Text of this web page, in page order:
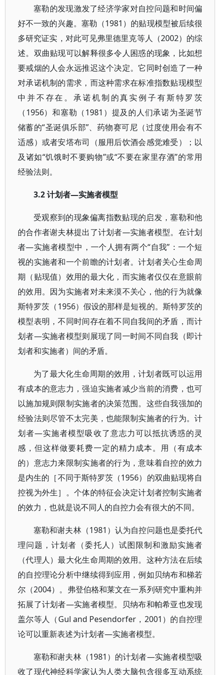
塞勒的发现激发了经济学家对自控问题和时间偏
好不一致的兴趣。塞勒（1981）的贴现模型被后续很
多研究证实，对此可见弗里德里克等人（2002）的综
述。双曲贴现可以解释很多令人困惑的现象，比如想
要戒烟的人会永远推迟这个决定。它同时创造了一种
对承诺机制的需求，而这种需求在标准指数贴现模型
中并不存在。承诺机制的真实例子有斯特罗茨
（1956）和塞勒（1981）提及的人们承诺为圣诞节
储蓄的“圣诞俱乐部”、药物赛可尼（过度使用会有不
适感）或者安塔布司（服用后饮酒会感觉难受）；以
及诸如“饥饿时不要购物”或“不要在家里存酒”的常用
经验法则。
3.2 计划者—实施者模型
受观察到的现象偏离指数贴现的启发，塞勒和他
的合作者谢夫林提出了计划者—实施者模型。在计划
者—实施者模型中，一个人拥有两个“自我”：一个短
视的实施者和一个前瞻的计划者。计划者关心生命周
期（贴现值）效用的最大化，而实施者仅仅在意眼前
的效用。因为实施者对未来漠不关心，他的行为就像
斯特罗茨（1956）假设的那样是短视的。斯特罗茨的
模型表明，不同时间存在着不同自我间的矛盾，而计
划者—实施者模型则展现了同一时间不同自我（即计
划者和实施者）间的矛盾。
为了最大化生命周期的效用，计划者既可以运用
有成本的意志力，强迫实施者减少当前的消费，也可
以施加规则限制实施者的决策范围。这些自我强加的
经验法则尽管不太完美，也能限制实施者的行为。计
划者—实施者模型吸收了意志力可以抵抗诱惑的灵
感，但这样做要耗费一定的精力成本。用（有成本
的）意志力来限制实施者的行为，意味着自控的效力
是内生的［不同于斯特罗茨（1956）的双曲贴现将自
控视为外生］。个体的特征会决定计划者控制实施者
的效力，也就是说不同人的自控力会有很大的不同。
塞勒和谢夫林（1981）认为自控问题也是委托代
理问题，计划者（委托人）试图限制和激励实施者
（代理人）最大化生命周期的效用。这种方法在后续
的自控理论分析中继续得到应用，例如贝纳布和梯若
尔（2004）。弗登伯格和莱文在一系列研究中重构并
拓展了计划者—实施者模型。贝纳布和帕希亚也发现
盖尔等人（Gul and Pesendorfer，2001）的自控理
论可以重新表述为计划者—实施者模型。
塞勒和谢夫林（1981）的计划者—实施者模型吸
收了现代神经科学家认为人类大脑包含很多互动系统